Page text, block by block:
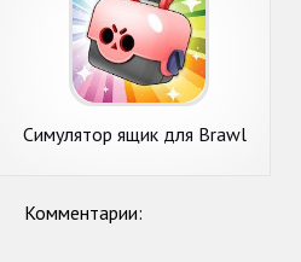
Симулятор ящик для Brawl
Комментарии: